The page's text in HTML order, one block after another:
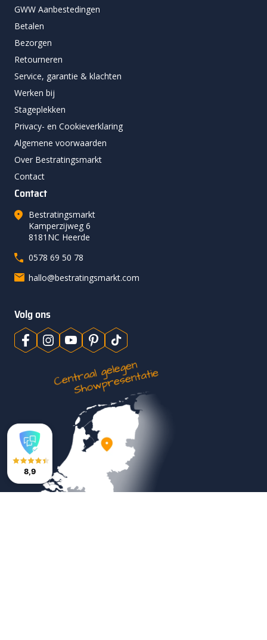
GWW Aanbestedingen
Betalen
Bezorgen
Retourneren
Service, garantie & klachten
Werken bij
Stageplekken
Privacy- en Cookieverklaring
Algemene voorwaarden
Over Bestratingsmarkt
Contact
Contact
Bestratingsmarkt
Kamperzijweg 6
8181NC Heerde
0578 69 50 78
hallo@bestratingsmarkt.com
Volg ons
8,9